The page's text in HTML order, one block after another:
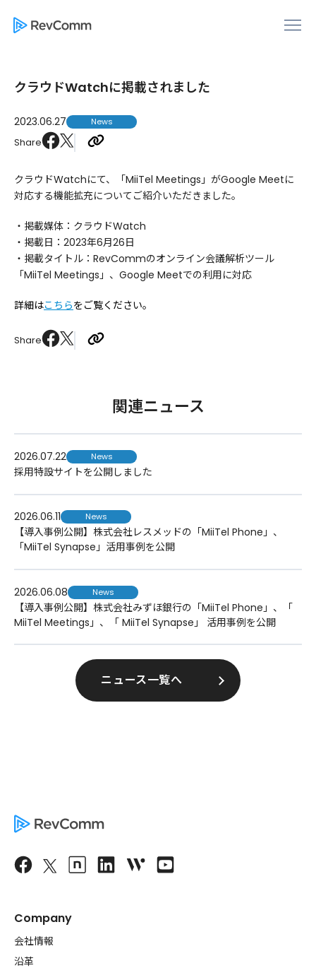
クラウドWatchに掲載されました
2023.06.27 News
Share
クラウドWatchにて、「MiiTel Meetings」がGoogle Meetに
対応する機能拡充についてご紹介いただきました。
・掲載媒体：クラウドWatch
・掲載日：2023年6月26日
・掲載タイトル： RevCommのオンライン会議解析ツール
「MiiTel Meetings」、Google Meetでの利用に対応
詳細はこちらをご覧ください。
Share
関連ニュース
2026.07.22 News
採用特設サイトを公開しました
2026.06.11 News
【導入事例公開】株式会社レスメッドの「MiiTel Phone」、
「MiiTel Synapse」活用事例を公開
2026.06.08 News
【導入事例公開】株式会社みずほ銀行の「MiiTel Phone」、「
MiiTel Meetings」、「 MiiTel Synapse」 活用事例を公開
ニュース一覧へ
Company
会社情報
沿革